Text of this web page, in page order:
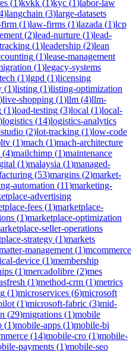
(1)kvkk (1)kyc (1)labor-law
)langchain (3)large-datasets
(1)law-firms (1)lazada (1)lcp
(2)lead-nurture (1)lead-
(1)leadership (2)lean
(1)lease-management
(1)legacy-systems
(1)lgpd (1)licensing
(1)listing (1)listing-optimization
)live-shopping (1)llm (4)llm-
(1)load-testing (3)local (1)local-
)logistics (14)logistics-analytics
(2)lot-tracking (1)low-code
ltv (1)mach (1)mach-architecture
(4)mailchimp (1)maintenance
(1)malaysia (1)managed-
(53)margins (2)market-
automation (11)marketing-
advertising
fees (1)marketplace-
(1)marketplace-optimization
seller-operations
strategy (1)markets
management (1)mcommerce
device (1)membership
(1)mercadolibre (2)mes
(1)method-crm (1)metrics
(1)microservices (6)microsoft
(1)microsoft-fabric (3)mid-
(29)migrations (1)mobile
(1)mobile-apps (1)mobile-bi
(14)mobile-cro (1)mobile-
payments (1)mobile-seo